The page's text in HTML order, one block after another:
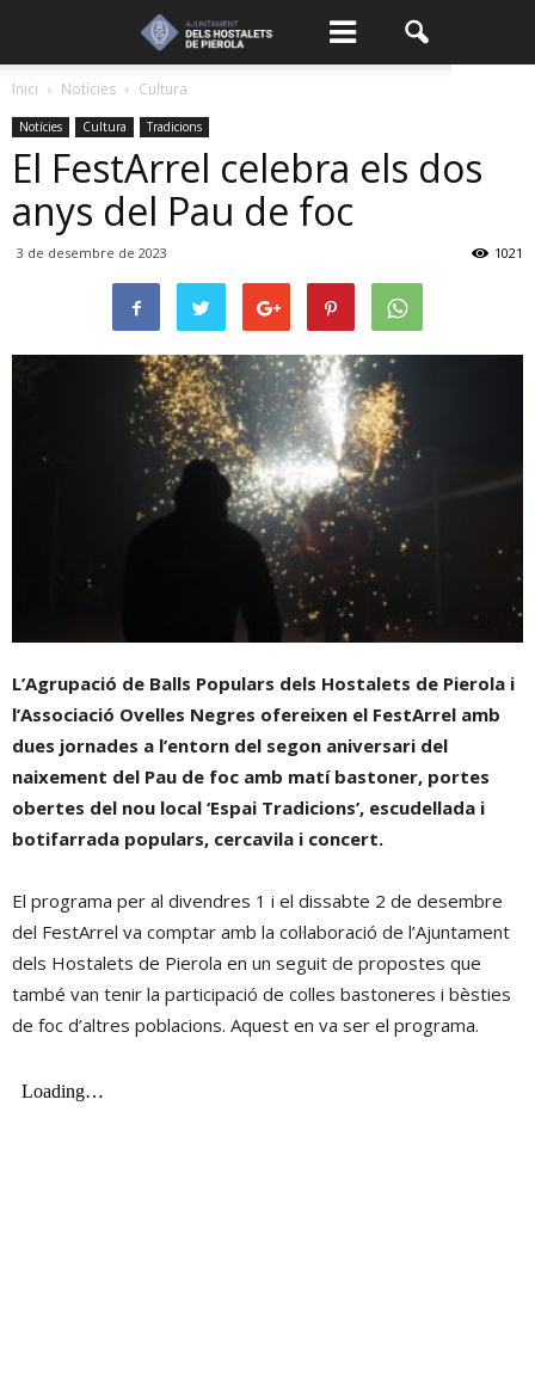
Inici Notícies Cultura
Notícies Cultura Tradicions
El FestArrel celebra els dos
anys del Pau de foc
3 de desembre de 2023 1021
L’Agrupació de Balls Populars dels Hostalets de Pierola i
l’Associació Ovelles Negres ofereixen el FestArrel amb
dues jornades a l’entorn del segon aniversari del
naixement del Pau de foc amb matí bastoner, portes
obertes del nou local ‘Espai Tradicions’, escudellada i
botifarrada populars, cercavila i concert.
El programa per al divendres 1 i el dissabte 2 de desembre
del FestArrel va comptar amb la col·laboració de l’Ajuntament
dels Hostalets de Pierola en un seguit de propostes que
també van tenir la participació de colles bastoneres i bèsties
de foc d’altres poblacions. Aquest en va ser el programa.